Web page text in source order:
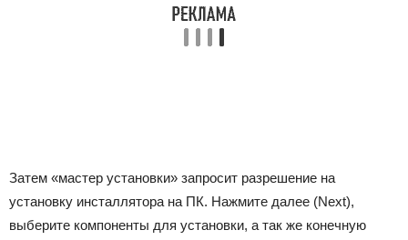
Затем «мастер установки» запросит разрешение на
установку инсталлятора на ПК. Нажмите далее (Next),
выберите компоненты для установки, а так же конечную